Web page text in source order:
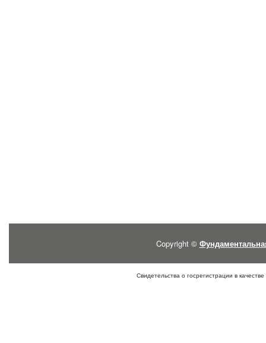
Copyright ©
Свидетельства о госрегистрации в